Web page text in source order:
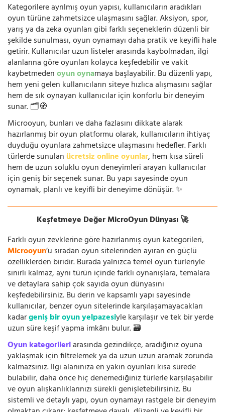
Kategorilere ayrılmış oyun yapısı, kullanıcıların aradıkları
oyun türüne zahmetsizce ulaşmasını sağlar. Aksiyon, spor,
yarış ya da zeka oyunları gibi farklı seçeneklerin düzenli bir
şekilde sunulması, oyun oynamayı daha pratik ve keyifli hale
getirir. Kullanıcılar uzun listeler arasında kaybolmadan, ilgi
alanlarına göre oyunları kolayca keşfedebilir ve vakit
kaybetmedenoyun oynamaya başlayabilir. Bu düzenli yapı,
hem yeni gelen kullanıcıların siteye hızlıca alışmasını sağlar
hem de sık oynayan kullanıcılar için konforlu bir deneyim
sunar. 🗂️🧭
Microoyun, bunları ve daha fazlasını dikkate alarak
hazırlanmış bir oyun platformu olarak, kullanıcıların ihtiyaç
duyduğu oyunlara zahmetsizce ulaşmasını hedefler. Farklı
türlerde sunulan ücretsiz online oyunlar, hem kısa süreli
hem de uzun soluklu oyun deneyimleri arayan kullanıcılar
için geniş bir seçenek sunar. Bu yapı sayesinde oyun
oynamak, planlı ve keyifli bir deneyime dönüşür. ✨
Keşfetmeye Değer MicroOyun Dünyası 🚀
Farklı oyun zevklerine göre hazırlanmış oyun kategorileri,
Microoyun’u sıradan oyun sitelerinden ayıran en güçlü
özelliklerden biridir. Burada yalnızca temel oyun türleriyle
sınırlı kalmaz, aynı türün içinde farklı oynanışlara, temalara
ve detaylara sahip çok sayıda oyun dünyasını
keşfedebilirsiniz. Bu derin ve kapsamlı yapı sayesinde
kullanıcılar, benzer oyun sitelerinde karşılaşamayacakları
kadargeniş bir oyun yelpazesiyle karşılaşır ve tek bir yerde
uzun süre keşif yapma imkânı bulur. 🗃️
Oyun kategorileriarasında gezindikçe, aradığınız oyuna
yaklaşmak için filtrelemek ya da uzun uzun aramak zorunda
kalmazsınız. İlgi alanınıza en yakın oyunları kısa sürede
bulabilir, daha önce hiç denemediğiniz türlerle karşılaşabilir
ve oyun alışkanlıklarınızı sürekli genişletebilirsiniz. Bu
sistemli ve detaylı yapı, oyun oynamayı rastgele bir deneyim